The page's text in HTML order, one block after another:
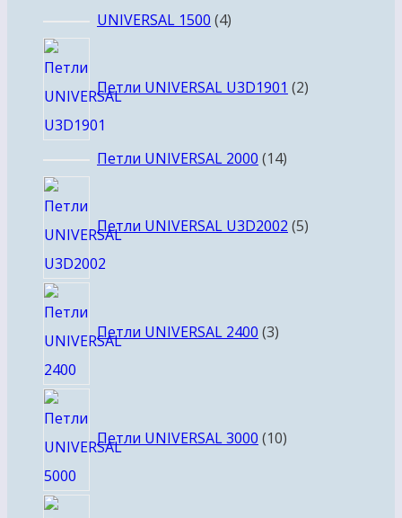
товаров
UNIVERSAL 1500 44
Петли UNIVERSAL U3D1901 2товара
Петли UNIVERSAL 2000 1414
Петли UNIVERSAL U3D2002 5товаров
Петли UNIVERSAL 2400 3товара
Петли UNIVERSAL 3000 10товаров